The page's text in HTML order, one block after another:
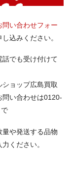
問い合わせフォー
込みください。
話でも受け付けて
ショップ広島買取
問い合わせは0120-
量や発送する品物
ください。